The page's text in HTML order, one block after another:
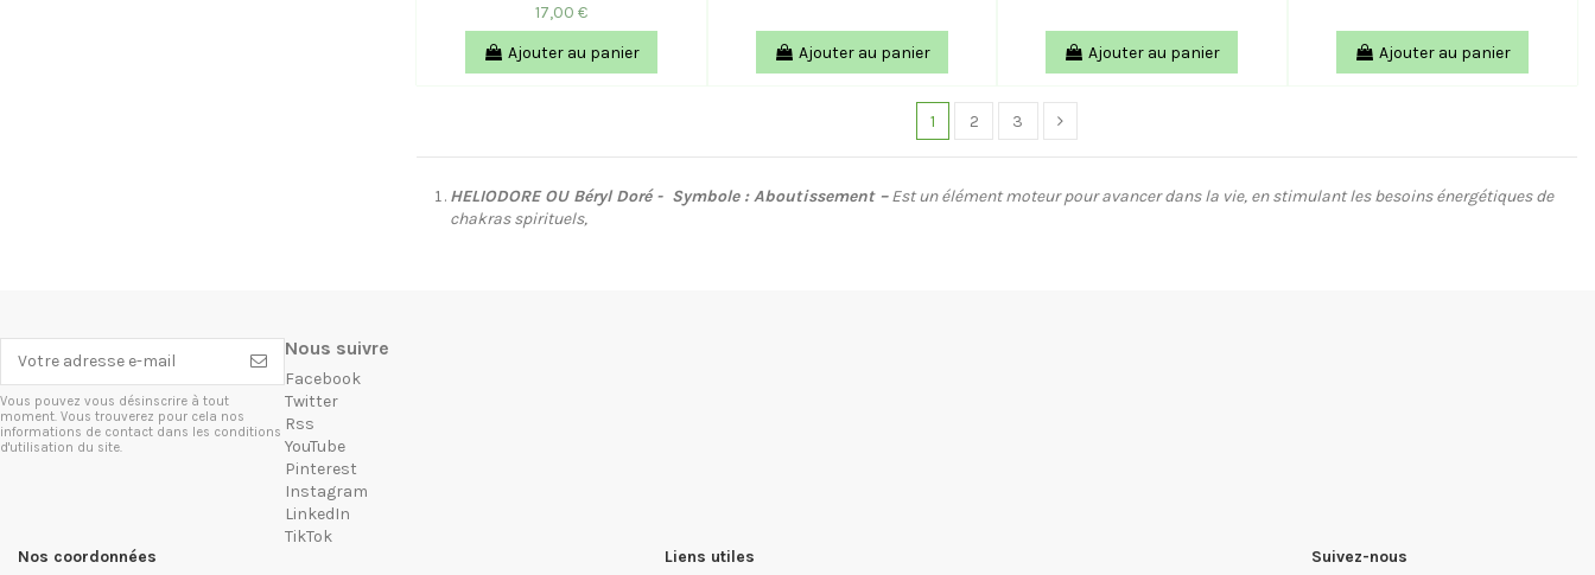
17,00 €
Ajouter au panier
Ajouter au panier Ajouter au panier Ajouter au panier
1 2 3
HELIODORE OU Béryl Doré - Symbole : Aboutissement –Est un élément moteur pour avancer dans la vie, en stimulant les besoins énergétiques de
chakras spirituels,
Vous pouvez vous désinscrire à tout
moment. Vous trouverez pour cela nos
informations de contact dans les conditions
d'utilisation du site.
Nous suivre
Facebook
Twitter
Rss
YouTube
Pinterest
Instagram
LinkedIn
TikTok
Nos coordonnées
Liens utiles Suivez-nous